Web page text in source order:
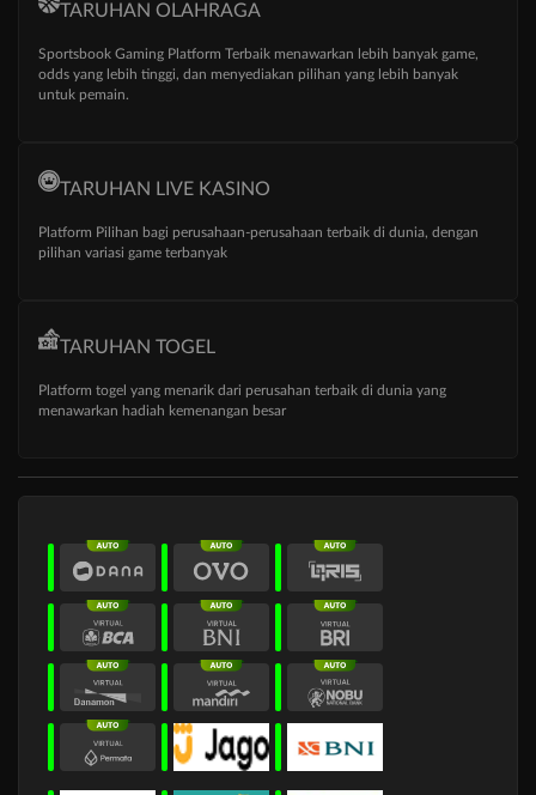
TARUHAN OLAHRAGA
Sportsbook Gaming Platform Terbaik menawarkan lebih banyak game,
odds yang lebih tinggi, dan menyediakan pilihan yang lebih banyak
untuk pemain.
TARUHAN LIVE KASINO
Platform Pilihan bagi perusahaan-perusahaan terbaik di dunia, dengan
pilihan variasi game terbanyak
TARUHAN TOGEL
Platform togel yang menarik dari perusahan terbaik di dunia yang
menawarkan hadiah kemenangan besar